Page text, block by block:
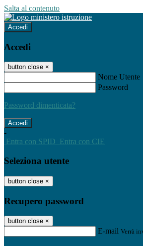
Salta al contenuto
Accedi
Accedi
button close ×
Nome Utente
Password
Password dimenticata?
-
Entra con SPID Entra con CIE
Seleziona utente
button close ×
Recupero password
button close ×
E-mail Verrà